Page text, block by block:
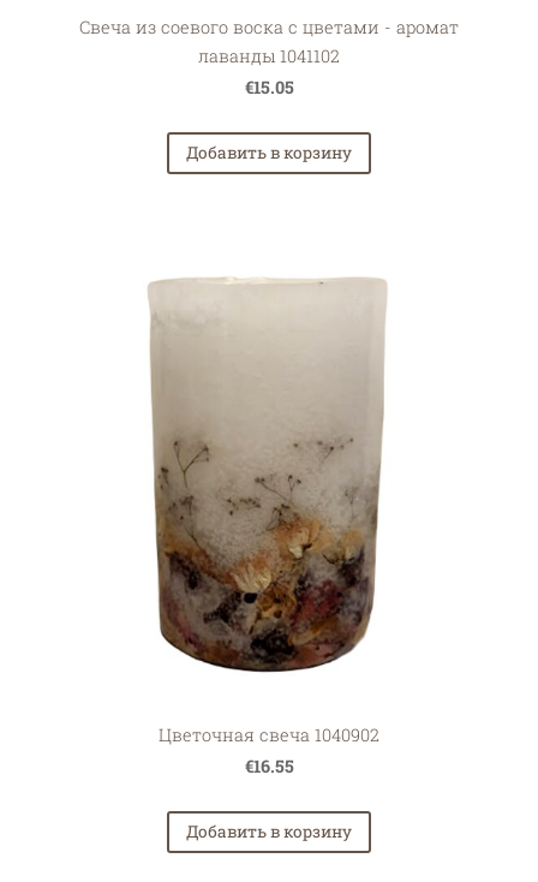
Свеча из соевого воска с цветами - аромат
лаванды 1041102
€15.05
Добавить в корзину
Цветочная свеча 1040902
€16.55
Добавить в корзину